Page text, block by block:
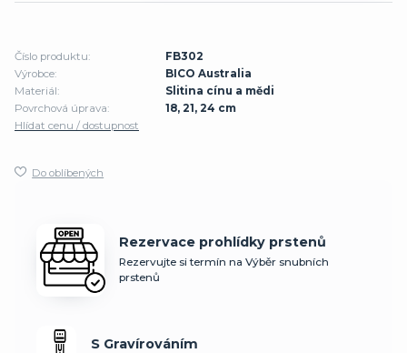
Číslo produktu:
FB302
Výrobce:
BICO Australia
Materiál:
Slitina cínu a mědi
Povrchová úprava:
18, 21, 24 cm
Hlídat cenu / dostupnost
Do oblíbených
Rezervace prohlídky prstenů
Rezervujte si termín na Výběr snubních
prstenů
S Gravírováním